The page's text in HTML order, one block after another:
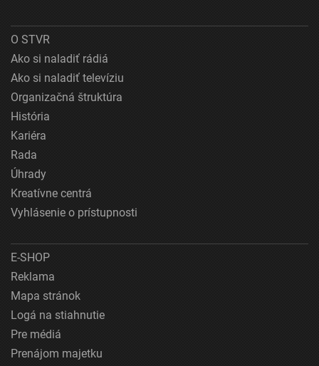
O STVR
Ako si naladiť rádiá
Ako si naladiť televíziu
Organizačná štruktúra
História
Kariéra
Rada
Úhrady
Kreatívne centrá
Vyhlásenie o prístupnosti
E-SHOP
Reklama
Mapa stránok
Logá na stiahnutie
Pre médiá
Prenájom majetku